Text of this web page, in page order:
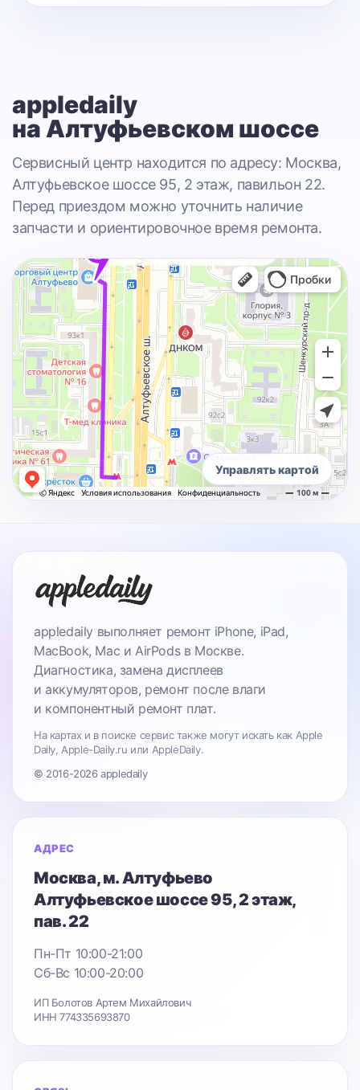
appledaily
на Алтуфьевском шоссе
Сервисный центр находится по адресу: Москва,
Алтуфьевское шоссе 95, 2 этаж, павильон 22.
Перед приездом можно уточнить наличие
запчасти и ориентировочное время ремонта.
Управлять картой
appledaily выполняет ремонт iPhone, iPad,
MacBook, Mac и AirPods в Москве.
Диагностика, замена дисплеев
и аккумуляторов, ремонт после влаги
и компонентный ремонт плат.
На картах и в поиске сервис также могут искать как Apple
Daily, Apple-Daily.ru или AppleDaily.
© 2016-2026 appledaily
АДРЕС
Москва, м. Алтуфьево
Алтуфьевское шоссе 95, 2 этаж,
пав. 22
Пн-Пт 10:00-21:00
Сб-Вс 10:00-20:00
ИП Болотов Артем Михайлович
ИНН 774335693870